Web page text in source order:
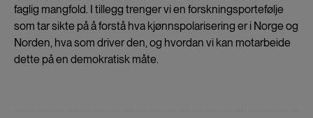
faglig mangfold. I tillegg trenger vi en forskningsportefølje
som tar sikte på å forstå hva kjønnspolarisering er i Norge og
Norden, hva som driver den, og hvordan vi kan motarbeide
dette på en demokratisk måte.